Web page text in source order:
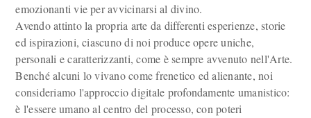
emozionanti vie per avvicinarsi al divino.
Avendo attinto la propria arte da differenti esperienze, storie
ed ispirazioni, ciascuno di noi produce opere uniche,
personali e caratterizzanti, come è sempre avvenuto nell'Arte.
Benché alcuni lo vivano come frenetico ed alienante, noi
consideriamo l'approccio digitale profondamente umanistico:
è l'essere umano al centro del processo, con poteri